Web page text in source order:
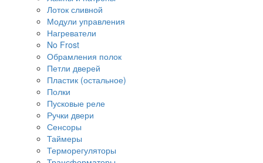
Лоток сливной
Модули управления
Нагреватели
No Frost
Обрамления полок
Петли дверей
Пластик (остальное)
Полки
Пусковые реле
Ручки двери
Сенсоры
Таймеры
Терморегуляторы